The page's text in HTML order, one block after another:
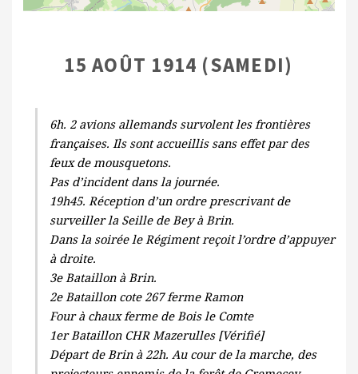
15 AOÛT 1914 (SAMEDI)
6h. 2 avions allemands survolent les frontières
françaises. Ils sont accueillis sans effet par des
feux de mousquetons.
Pas d’incident dans la journée.
19h45. Réception d’un ordre prescrivant de
surveiller la Seille de Bey à Brin.
Dans la soirée le Régiment reçoit l’ordre d’appuyer
à droite.
3e Bataillon à Brin.
2e Bataillon cote 267 ferme Ramon
Four à chaux ferme de Bois le Comte
1er Bataillon CHR Mazerulles [Vérifié]
Départ de Brin à 22h. Au cour de la marche, des